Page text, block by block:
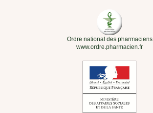
Ordre national des pharmaciens
www.ordre.pharmacien.fr